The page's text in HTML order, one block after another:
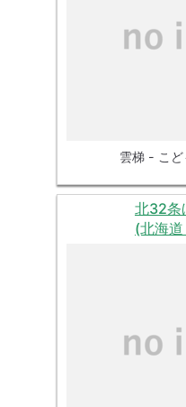
雲梯 - こど
北32条
(北海